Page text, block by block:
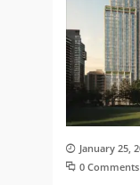
January 25,
0 Comments